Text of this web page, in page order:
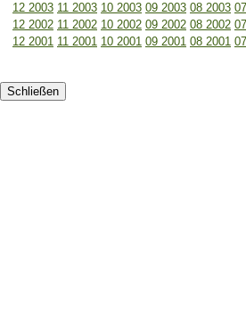
12 2003 11 2003 10 2003 09 2003 08 2003
12 2002 11 2002 10 2002 09 2002 08 2002
12 2001 11 2001 10 2001 09 2001 08 2001